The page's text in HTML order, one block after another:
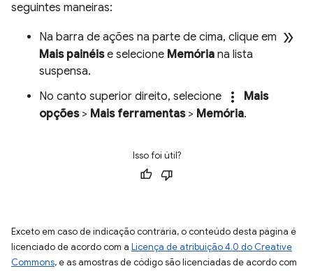
seguintes maneiras:
Na barra de ações na parte de cima, clique em double_arrow
Mais painéise selecione Memória na lista
suspensa.
No canto superior direito, selecione
more_vert
Mais
opções> Mais ferramentas> Memória.
Isso foi útil?
Exceto em caso de indicação contrária, o conteúdo desta página é
licenciado de acordo com a Licença de atribuição 4.0 do Creative
Commons, e as amostras de código são licenciadas de acordo com